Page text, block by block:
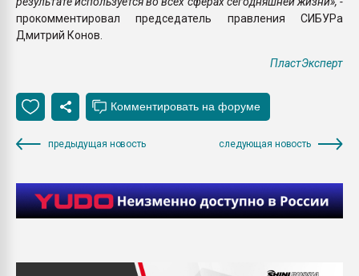
прокомментировал председатель правления СИБУРа
Дмитрий Конов.
ПластЭксперт
предыдущая новость следующая новость